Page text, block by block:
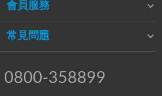
會員服務
常見問題
0800-358899